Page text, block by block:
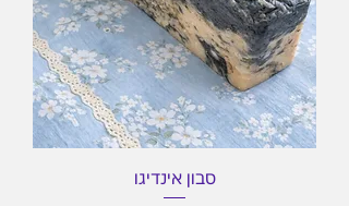
סבון אינדיגו